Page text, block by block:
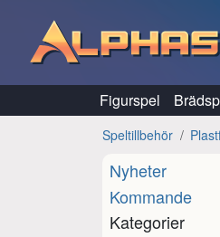
Figurspel
Speltillbehör
Nyheter
Kommande
Kategorier